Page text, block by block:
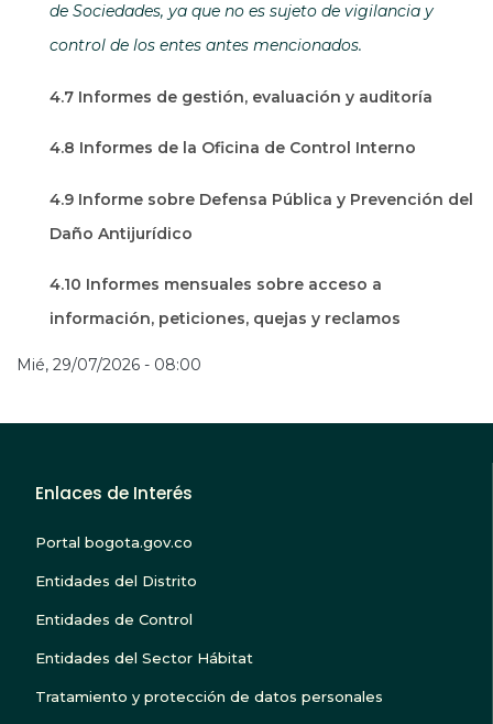
de Sociedades, ya que no es sujeto de vigilancia y
control de los entes antes mencionados.
4.7 Informes de gestión, evaluación y auditoría
4.8 Informes de la Oficina de Control Interno
4.9 Informe sobre Defensa Pública y Prevención del
Daño Antijurídico
4.10 Informes mensuales sobre acceso a
información, peticiones, quejas y reclamos
Mié, 29/07/2026 - 08:00
Enlaces de Interés
Portal bogota.gov.co
Entidades del Distrito
Entidades de Control
Entidades del Sector Hábitat
Tratamiento y protección de datos personales